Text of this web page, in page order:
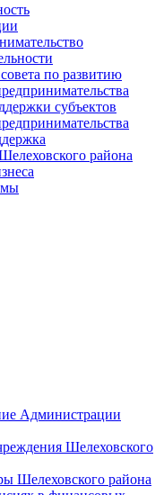
по развитию
субъектов
района
Администрации
Шелеховского
Шелеховского района